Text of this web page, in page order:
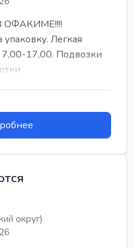
ОФАКИМЕ!!!!
Легкая
7,00-17,00. Подвозки
округ)